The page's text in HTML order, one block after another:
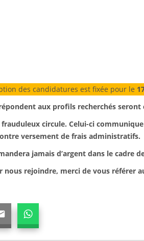
des candidatures est fixée pour le
aux profils recherchés
circule. Celui-ci
versement de frais administratifs.
jamais d’argent dans le cadre
rejoindre, merci de vous référer